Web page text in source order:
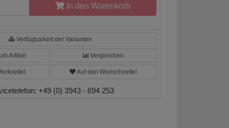
In den Warenkorb
Verfügbarkeit der Varianten
Artikel Vergleichen
Auf den Wunschzettel
+49 (0) 3943 - 694 253